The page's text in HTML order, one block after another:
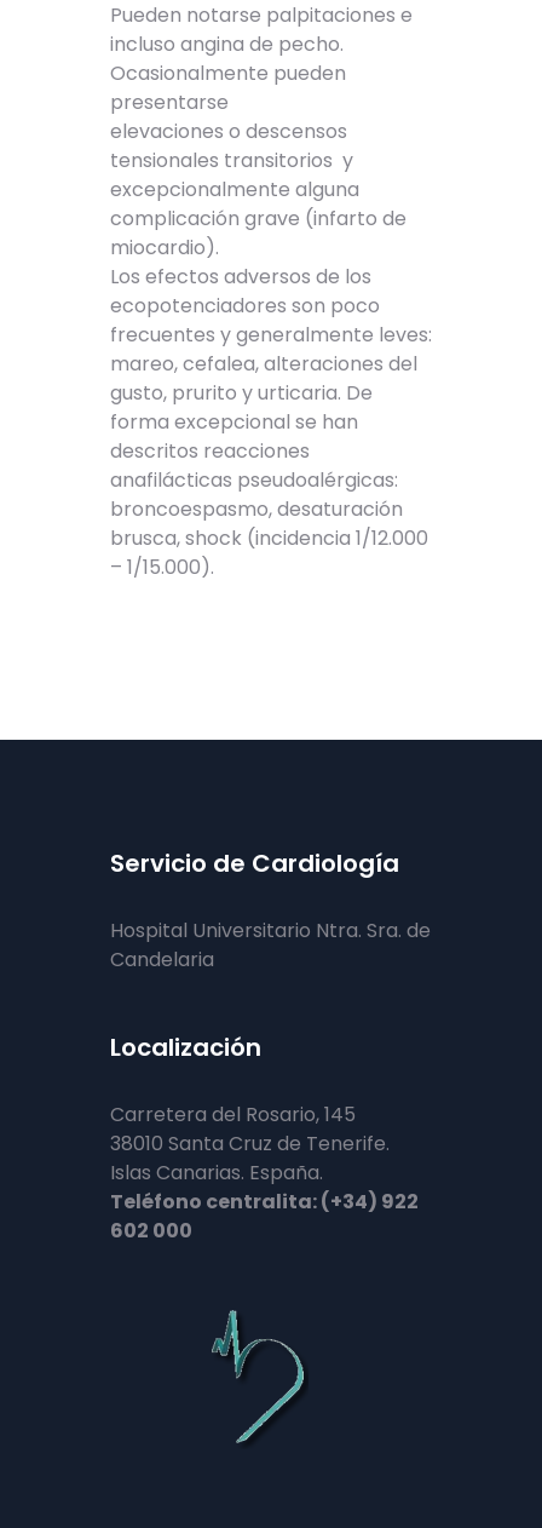
Pueden notarse palpitaciones e
incluso angina de pecho.
Ocasionalmente pueden
presentarse
elevaciones o descensos
tensionales transitorios y
excepcionalmente alguna
complicación grave (infarto de
miocardio).
Los efectos adversos de los
ecopotenciadores son poco
frecuentes y generalmente leves:
mareo, cefalea, alteraciones del
gusto, prurito y urticaria. De
forma excepcional se han
descritos reacciones
anafilácticas pseudoalérgicas:
broncoespasmo, desaturación
brusca, shock (incidencia 1/12.000
– 1/15.000).
Servicio de Cardiología
Hospital Universitario Ntra. Sra. de
Candelaria
Localización
Carretera del Rosario, 145
38010 Santa Cruz de Tenerife.
Islas Canarias. España.
Teléfono centralita: (+34) 922
602 000